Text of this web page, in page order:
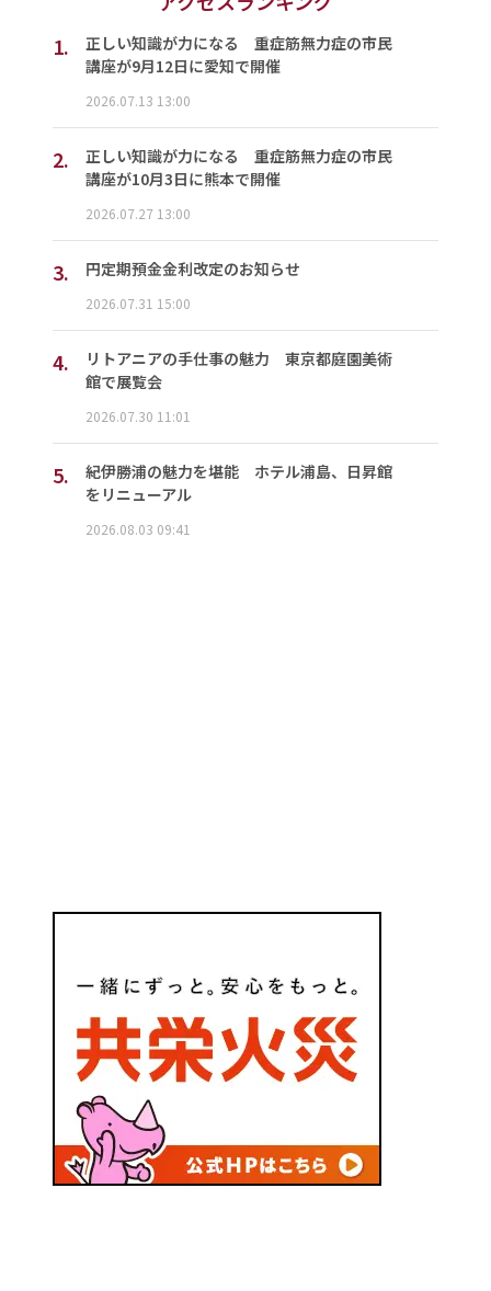
1.
正しい知識が力になる 重症筋無力症の市民
講座が9月12日に愛知で開催
2026.07.13 13:00
2.
正しい知識が力になる 重症筋無力症の市民
講座が10月3日に熊本で開催
2026.07.27 13:00
3. 円定期預金金利改定のお知らせ
2026.07.31 15:00
4.
リトアニアの手仕事の魅力 東京都庭園美術
館で展覧会
2026.07.30 11:01
5.
紀伊勝浦の魅力を堪能 ホテル浦島、日昇館
をリニューアル
2026.08.03 09:41